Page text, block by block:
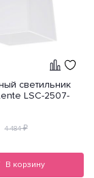
светильник
LSC-2507-
4 484₽
В корзину